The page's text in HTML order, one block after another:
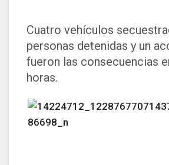
Cuatro vehículos
personas detenidas y un
fueron las consecuencias
horas.